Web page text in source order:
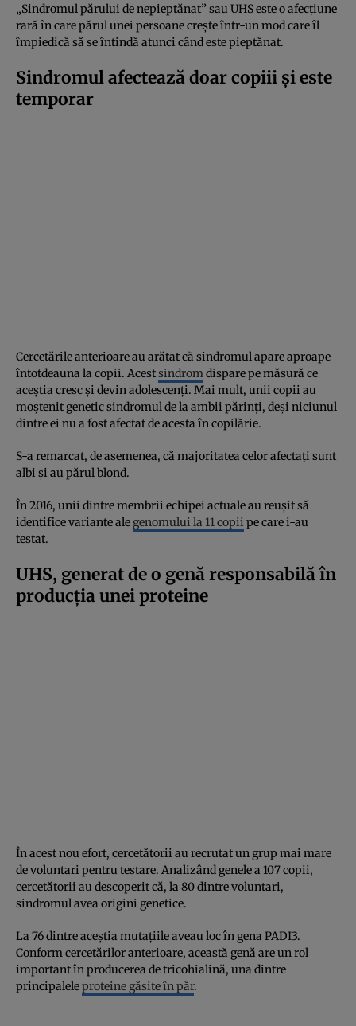
„Sindromul părului de nepieptănat” sau UHS este o afecțiune
rară în care părul unei persoane crește într-un mod care îl
împiedică să se întindă atunci când este pieptănat.
Sindromul afectează doar copiii și este
temporar
Cercetările anterioare au arătat că sindromul apare aproape
întotdeauna la copii. Acestsindromdispare pe măsură ce
aceștia cresc și devin adolescenți. Mai mult, unii copii au
moștenit genetic sindromul de la ambii părinți, deși niciunul
dintre ei nu a fost afectat de acesta în copilărie.
S-a remarcat, de asemenea, că majoritatea celor afectați sunt
albi și au părul blond.
În 2016, unii dintre membrii echipei actuale au reușit să
identifice variante ale genomului la 11 copii pe care i-au
testat.
UHS, generat de o genă responsabilă în
producția unei proteine
În acest nou efort, cercetătorii au recrutat un grup mai mare
de voluntari pentru testare. Analizând genele a 107 copii,
cercetătorii au descoperit că, la 80 dintre voluntari,
sindromul avea origini genetice.
La 76 dintre aceștia mutațiile aveau loc în gena PADI3.
Conform cercetărilor anterioare, această genă are un rol
important în producerea de tricohialină, una dintre
principaleleproteine găsite în păr.